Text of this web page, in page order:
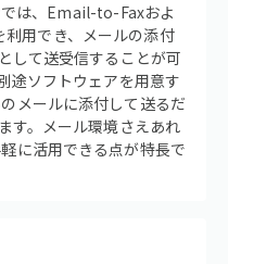
は、Email-to-Faxおよ
用でき、メールの添付
して送受信することが可
途ソフトウェアを用意す
メールに添付して送るだ
す。メール環境さえあれ
に活用できる点が特長で